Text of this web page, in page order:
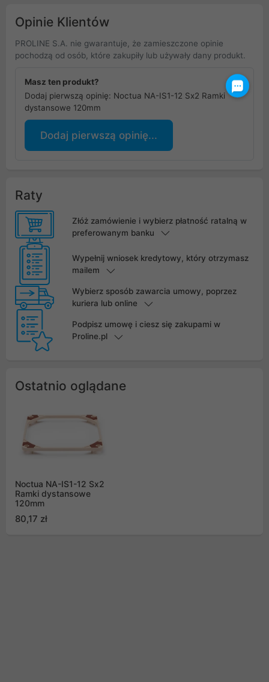
Opinie Klientów
PROLINE S.A. nie gwarantuje, że zamieszczone opinie
pochodzą od osób, które zakupiły lub używały dany produkt.
Masz ten produkt?
Dodaj pierwszą opinię: Noctua NA-IS1-12 Sx2 Ramki
dystansowe 120mm
Dodaj pierwszą opinię...
Raty
Złóż zamówienie i wybierz płatność ratalną w
preferowanym banku
Wypełnij wniosek kredytowy, który otrzymasz
mailem
Wybierz sposób zawarcia umowy, poprzez
kuriera lub online
Podpisz umowę i ciesz się zakupami w
Proline.pl
Ostatnio oglądane
Noctua NA-IS1-12 Sx2
Ramki dystansowe
120mm
80,17 zł